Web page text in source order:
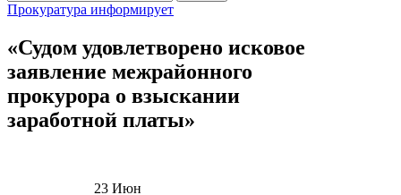
Прокуратура информирует
«Судом удовлетворено исковое
заявление межрайонного
прокурора о взыскании
заработной платы»
23Июн